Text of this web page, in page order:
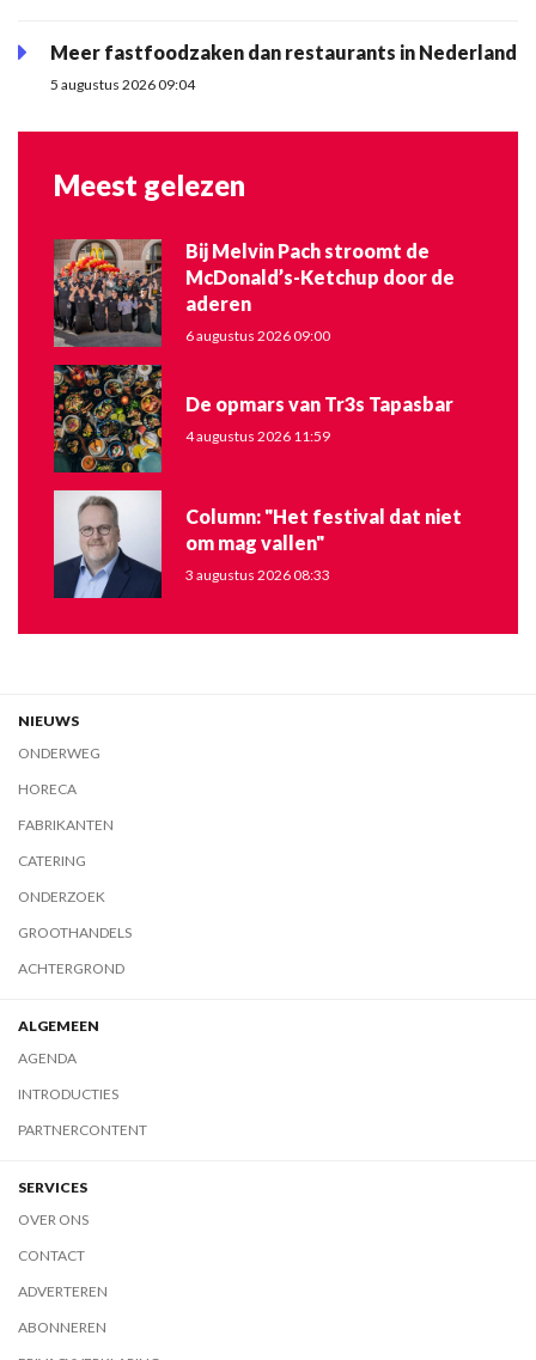
Meer fastfoodzaken dan restaurants in Nederland
5 augustus 2026 09:04
Meest gelezen
Bij Melvin Pach stroomt de
McDonald’s-Ketchup door de
aderen
6 augustus 2026 09:00
De opmars van Tr3s Tapasbar
4 augustus 2026 11:59
Column: "Het festival dat niet
om mag vallen"
3 augustus 2026 08:33
NIEUWS
ONDERWEG
HORECA
FABRIKANTEN
CATERING
ONDERZOEK
GROOTHANDELS
ACHTERGROND
ALGEMEEN
AGENDA
INTRODUCTIES
PARTNERCONTENT
SERVICES
OVER ONS
CONTACT
ADVERTEREN
ABONNEREN